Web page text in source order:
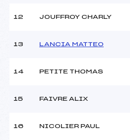
12 JOUFFROY CHARLY
13 LANCIA MATTEO
14 PETITE THOMAS
15 FAIVRE ALIX
16 NICOLIER PAUL